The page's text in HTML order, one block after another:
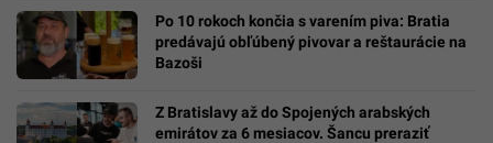
Po 10 rokoch končia s varením piva: Bratia
predávajú obľúbený pivovar a reštaurácie na
Bazoši
Z Bratislavy až do Spojených arabských
emirátov za 6 mesiacov. Šancu preraziť